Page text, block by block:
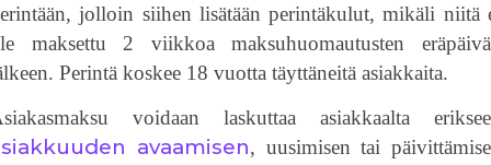
jolloin siihen lisätään perintäkulut, mikäli niitä
maksettu 2 viikkoa maksuhuomautusten
Perintä koskee 18 vuotta täyttäneitä asiakkaita.
voidaan laskuttaa asiakkaalta
avaamisen, uusimisen tai